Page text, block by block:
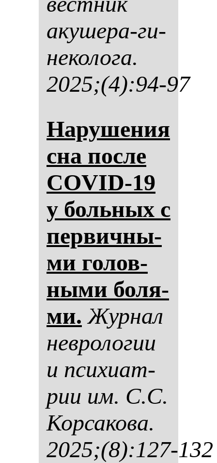
аку­ше­ра-ги­
не­ко­ло­га.
2025;(4):94-97
На­ру­ше­ния
сна пос­ле
COVID-19
у боль­ных с
пер­вич­ны­
ми го­лов­
ны­ми бо­ля­
ми. Жур­нал
нев­ро­ло­гии
и пси­хи­ат­
рии им. С.С.
Кор­са­ко­ва.
2025;(8):127-132